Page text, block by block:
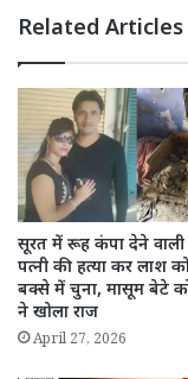
Related Articles
सूरत में रूह कंपा देने वाली
पत्नी की हत्या कर लाश
बक्से में चुना, मासूम बेटे
ने खोला राज
April 27, 2026